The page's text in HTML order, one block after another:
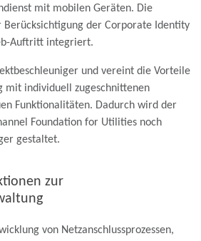
mit mobilen Geräten. Die
Berücksichtigung der Corporate Identity
Auftritt integriert.
und vereint die Vorteile
mit individuell zugeschnittenen
Funktionalitäten. Dadurch wird der
Foundation for Utilities noch
gestaltet.
zur
von Netzanschlussprozessen,